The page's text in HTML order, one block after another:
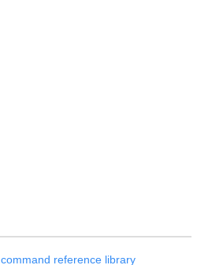
command reference library